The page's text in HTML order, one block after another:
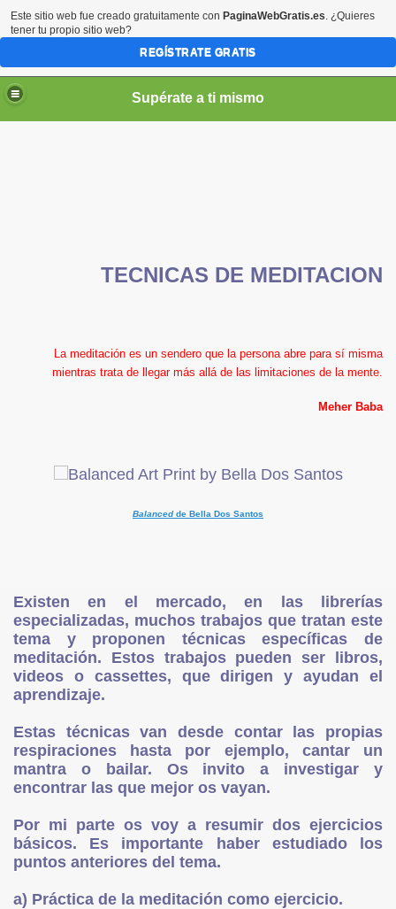
Supérate a ti mismo
TECNICAS DE MEDITACION
La meditación es un sendero que la persona abre para sí misma
mientras trata de llegar más allá de las limitaciones de la mente.
Meher Baba
Balancedde Bella Dos Santos
Existen en el mercado, en las librerías
especializadas, muchos trabajos que tratan este
tema y proponen técnicas específicas de
meditación. Estos trabajos pueden ser libros,
videos o cassettes, que dirigen y ayudan el
aprendizaje.
Estas técnicas van desde contar las propias
respiraciones hasta por ejemplo, cantar un
mantra o bailar. Os invito a investigar y
encontrar las que mejor os vayan.
Por mi parte os voy a resumir dos ejercicios
básicos. Es importante haber estudiado los
puntos anteriores del tema.
a) Práctica de la meditación como ejercicio.
Este sitio web fue creado gratuitamente con PaginaWebGratis.es. ¿Quieres
tener tu propio sitio web?
REGÍSTRATE GRATIS